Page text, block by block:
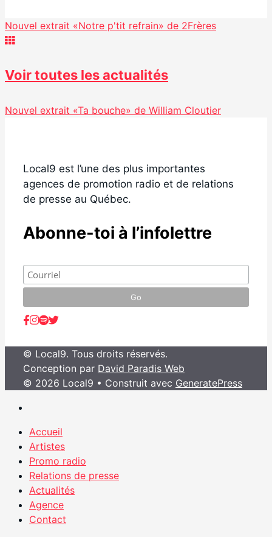
Nouvel extrait «Notre p'tit refrain» de 2Frères
Voir toutes les actualités
Nouvel extrait «Ta bouche» de William Cloutier
Local9 est l’une des plus importantes
agences de promotion radio et de relations
de presse au Québec.
Abonne-toi à l’infolettre
© Local9. Tous droits réservés.
Conception par David Paradis Web
© 2026 Local9 • Construit avec GeneratePress
Accueil
Artistes
Promo radio
Relations de presse
Actualités
Agence
Contact